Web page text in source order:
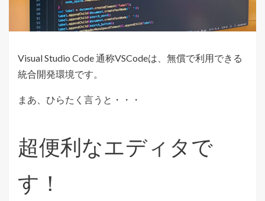
Visual Studio Code 通称VSCodeは、無償で利用できる
統合開発環境です。
まあ、ひらたく言うと・・・
超便利なエディタで
す！